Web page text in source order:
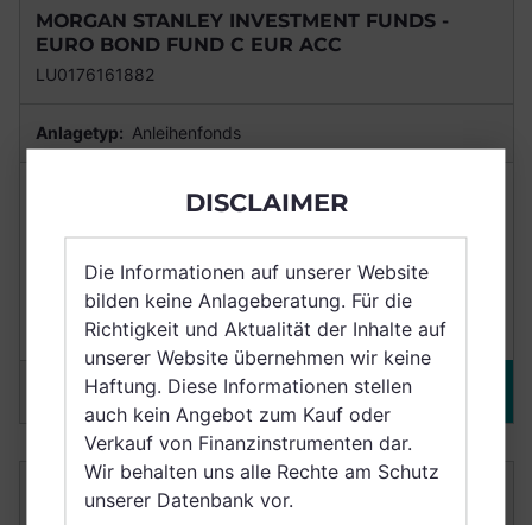
MORGAN STANLEY INVESTMENT FUNDS -
EURO BOND FUND C EUR ACC
LU0176161882
Anlagetyp: Anleihenfonds
Durchschnittlich (3 Jahre)
Merken DETAILS
MORGAN STANLEY INVESTMENT FUNDS -
EURO BOND FUND I EUR ACC
DISCLAIMER
Die Informationen auf unserer Website
bilden keine Anlageberatung. Für die
Richtigkeit und Aktualität der Inhalte auf
unserer Website übernehmen wir keine
Haftung. Diese Informationen stellen
auch kein Angebot zum Kauf oder
Verkauf von Finanzinstrumenten dar.
Wir behalten uns alle Rechte am Schutz
unserer Datenbank vor.